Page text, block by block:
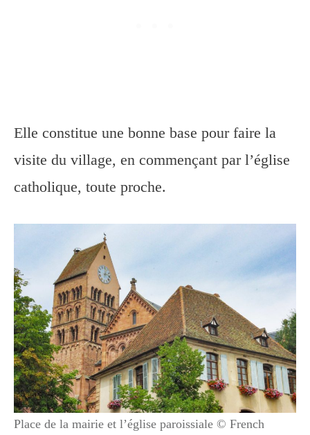
Elle constitue une bonne base pour faire la
visite du village, en commençant par l’église
catholique, toute proche.
Place de la mairie et l’église paroissiale © French